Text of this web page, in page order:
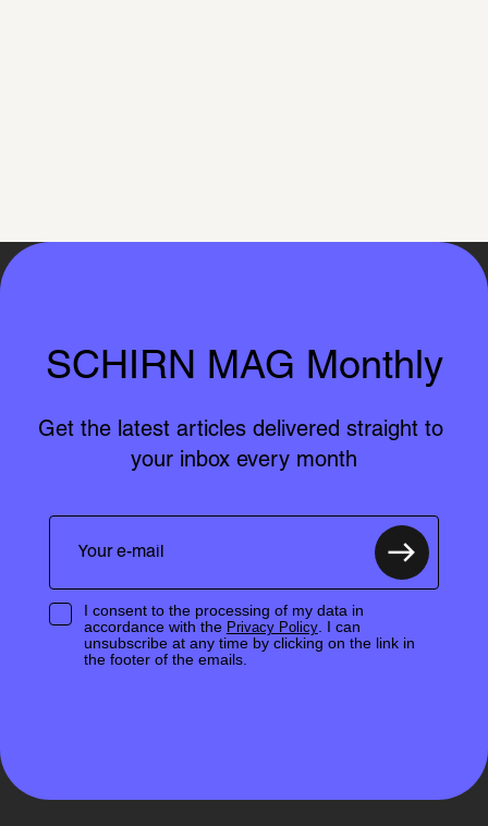
SCHIRN MAG Monthly
Get the latest articles delivered straight to
your inbox every month
I consent to the processing of my data in
accordance with the Privacy Policy. I can
unsubscribe at any time by clicking on the link in
the footer of the emails.